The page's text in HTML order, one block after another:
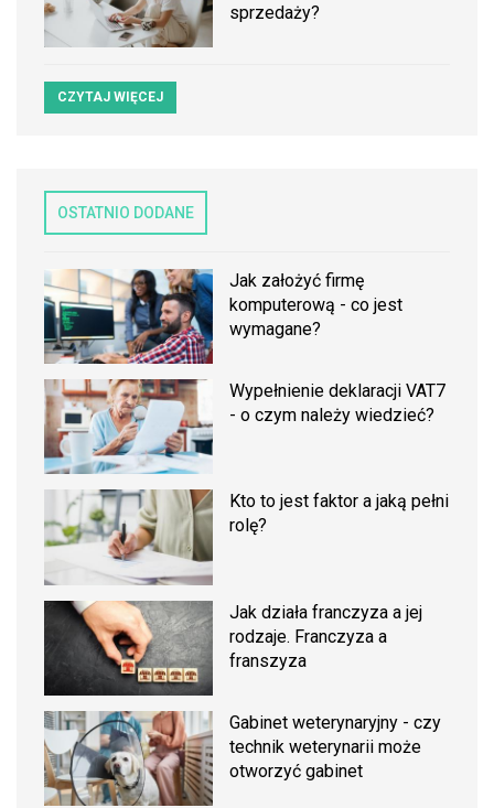
sprzedaży?
CZYTAJ WIĘCEJ
OSTATNIO DODANE
Jak założyć firmę
komputerową - co jest
wymagane?
Wypełnienie deklaracji VAT7
- o czym należy wiedzieć?
Kto to jest faktor a jaką pełni
rolę?
Jak działa franczyza a jej
rodzaje. Franczyza a
franszyza
Gabinet weterynaryjny - czy
technik weterynarii może
otworzyć gabinet